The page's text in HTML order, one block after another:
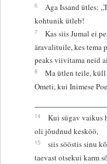
6
Aga Issand ütles:
kohtunik ütleb!
7
Kas siis Jumal ei
äravalituile, kes tema
peaks viivitama neid
8
Ma ütlen teile, küll
Ometi, kui Inimese
14
Kui sügav vaikus
oli jõudnud kesköö,
15
siis sööstis sinu
taevast otsekui karm